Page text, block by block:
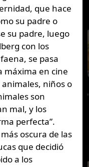
que hace
su padre o
su padre, luego
con los
se pasa
máxima en cine
niños o
son
mal, y los
perfecta”.
oscura de las
que decidió
a los